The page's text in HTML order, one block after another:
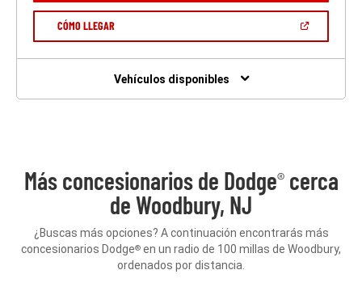
UNA
CÓMO LLEGAR(ABRIR
VENTANA
Vehículos disponibles
Más concesionarios de Dodge®cerca
de Woodbury, NJ
¿Buscas más opciones? A continuación encontrarás más
concesionarios Dodge® en un radio de 100 millas de Woodbury,
ordenados por distancia.